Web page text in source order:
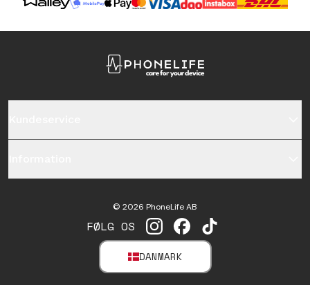
FØLG OS INSTAGRAM
FACEBOOKTIKTOK
DANMARK
SELECT MARKET
© 2026 PhoneLife AB